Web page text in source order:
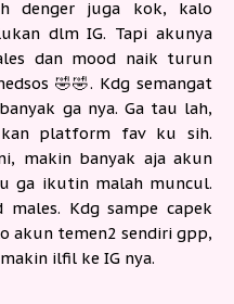
denger juga kok, kalo
dlm IG. Tapi akunya
dan mood naik turun
🤣🤣. Kdg semangat
ga nya. Ga tau lah,
platform fav ku sih.
makin banyak aja akun
ga ikutin malah muncul.
Kdg sampe capek
akun temen2 sendiri gpp,
ilfil ke IG nya.